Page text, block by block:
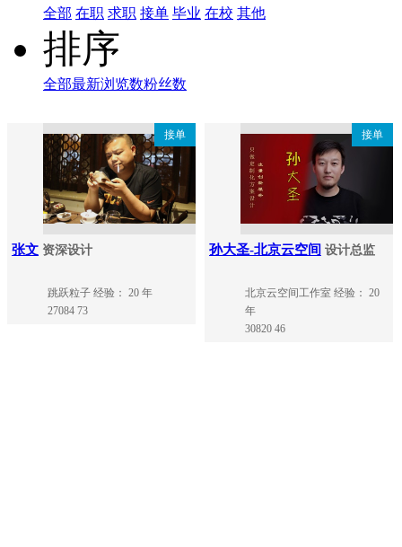
全部 在职 求职 接单 毕业 在校 其他
排序
全部最新浏览数粉丝数
接单
张文 资深设计
跳跃粒子 经验： 20 年
27084 73
接单
孙大圣-北京云空间 设计总监
北京云空间工作室 经验： 20
年
30820 46